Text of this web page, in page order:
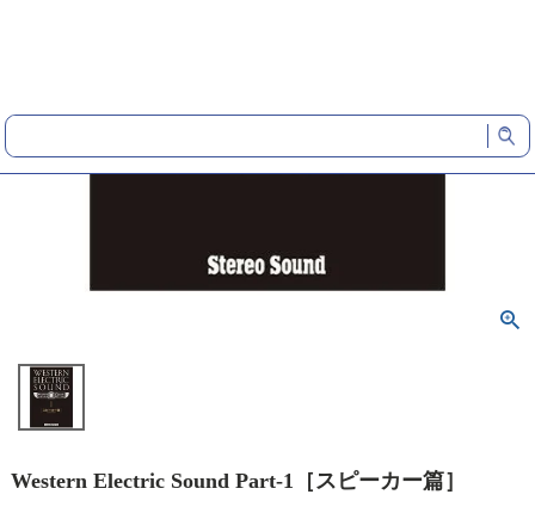
Western Electric Sound Part-1［スピーカー篇］